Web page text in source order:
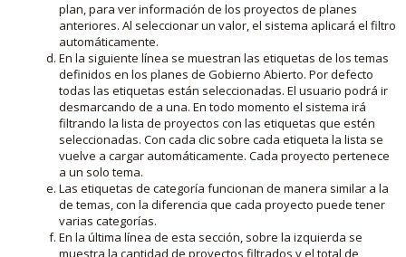
plan, para ver información de los proyectos de planes
anteriores. Al seleccionar un valor, el sistema aplicará el filtro
automáticamente.
En la siguiente línea se muestran las etiquetas de los temas
definidos en los planes de Gobierno Abierto. Por defecto
todas las etiquetas están seleccionadas. El usuario podrá ir
desmarcando de a una. En todo momento el sistema irá
filtrando la lista de proyectos con las etiquetas que estén
seleccionadas. Con cada clic sobre cada etiqueta la lista se
vuelve a cargar automáticamente. Cada proyecto pertenece
a un solo tema.
Las etiquetas de categoría funcionan de manera similar a la
de temas, con la diferencia que cada proyecto puede tener
varias categorías.
En la última línea de esta sección, sobre la izquierda se
muestra la cantidad de proyectos filtrados y el total de